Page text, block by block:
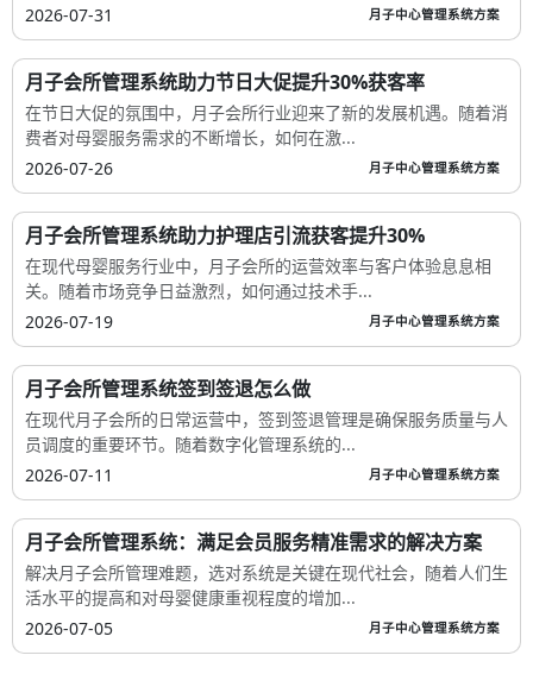
2026-07-31
月子中心管理系统方案
月子会所管理系统助力节日大促提升30%获客率
在节日大促的氛围中，月子会所行业迎来了新的发展机遇。随着消
费者对母婴服务需求的不断增长，如何在激...
2026-07-26
月子中心管理系统方案
月子会所管理系统助力护理店引流获客提升30%
在现代母婴服务行业中，月子会所的运营效率与客户体验息息相
关。随着市场竞争日益激烈，如何通过技术手...
2026-07-19
月子中心管理系统方案
月子会所管理系统签到签退怎么做
在现代月子会所的日常运营中，签到签退管理是确保服务质量与人
员调度的重要环节。随着数字化管理系统的...
2026-07-11
月子中心管理系统方案
月子会所管理系统：满足会员服务精准需求的解决方案
解决月子会所管理难题，选对系统是关键在现代社会，随着人们生
活水平的提高和对母婴健康重视程度的增加...
2026-07-05
月子中心管理系统方案